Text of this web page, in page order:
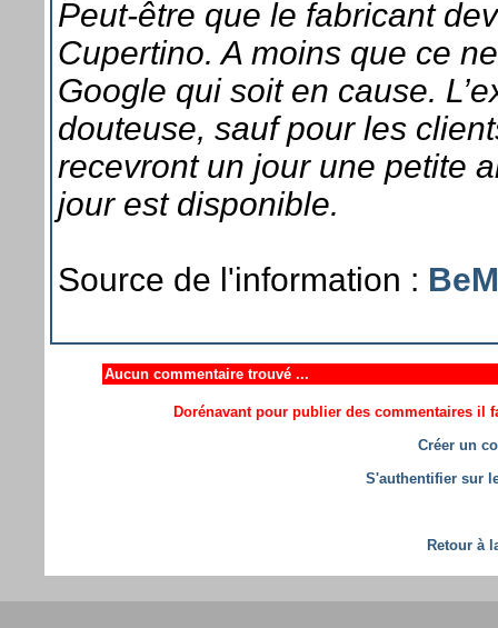
Peut-être que le fabricant
Cupertino. A moins que ce
Google qui soit en cause.
douteuse, sauf pour les
recevront un jour une petite
jour est disponible.
Source de l'information :
Aucun commentaire trouvé ...
Dorénavant pour publier des commentaires il
Créer un
S'authentifier sur
Retour à